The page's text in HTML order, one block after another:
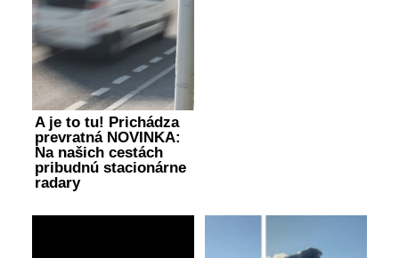
A je to tu! Prichádza
prevratná NOVINKA:
Na našich cestách
pribudnú stacionárne
radary